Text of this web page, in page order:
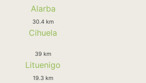
Alarba
30.4 km
Cihuela
39 km
Lituenigo
19.3 km